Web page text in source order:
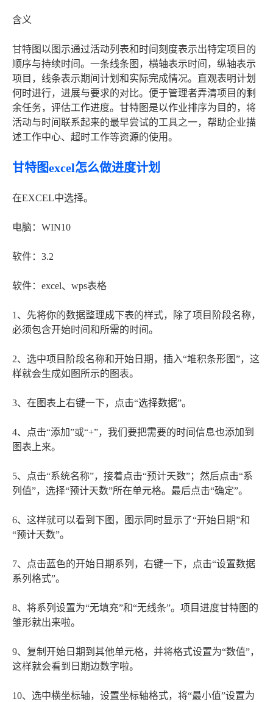
含义
甘特图以图示通过活动列表和时间刻度表示出特定项目的
顺序与持续时间。一条线条图，横轴表示时间，纵轴表示
项目，线条表示期间计划和实际完成情况。直观表明计划
何时进行，进展与要求的对比。便于管理者弄清项目的剩
余任务，评估工作进度。甘特图是以作业排序为目的，将
活动与时间联系起来的最早尝试的工具之一，帮助企业描
述工作中心、超时工作等资源的使用。
甘特图excel怎么做进度计划
在EXCEL中选择。
电脑：WIN10
软件：3.2
软件：excel、wps表格
1、先将你的数据整理成下表的样式，除了项目阶段名称，
必须包含开始时间和所需的时间。
2、选中项目阶段名称和开始日期，插入“堆积条形图”，这
样就会生成如图所示的图表。
3、在图表上右键一下，点击“选择数据”。
4、点击“添加”或“+”，我们要把需要的时间信息也添加到
图表上来。
5、点击“系统名称”，接着点击“预计天数”；然后点击“系
列值”，选择“预计天数”所在单元格。最后点击“确定”。
6、这样就可以看到下图，图示同时显示了“开始日期”和
“预计天数”。
7、点击蓝色的开始日期系列，右键一下，点击“设置数据
系列格式”。
8、将系列设置为“无填充”和“无线条”。项目进度甘特图的
雏形就出来啦。
9、复制开始日期到其他单元格，并将格式设置为“数值”，
这样就会看到日期边数字啦。
10、选中横坐标轴，设置坐标轴格式，将“最小值”设置为